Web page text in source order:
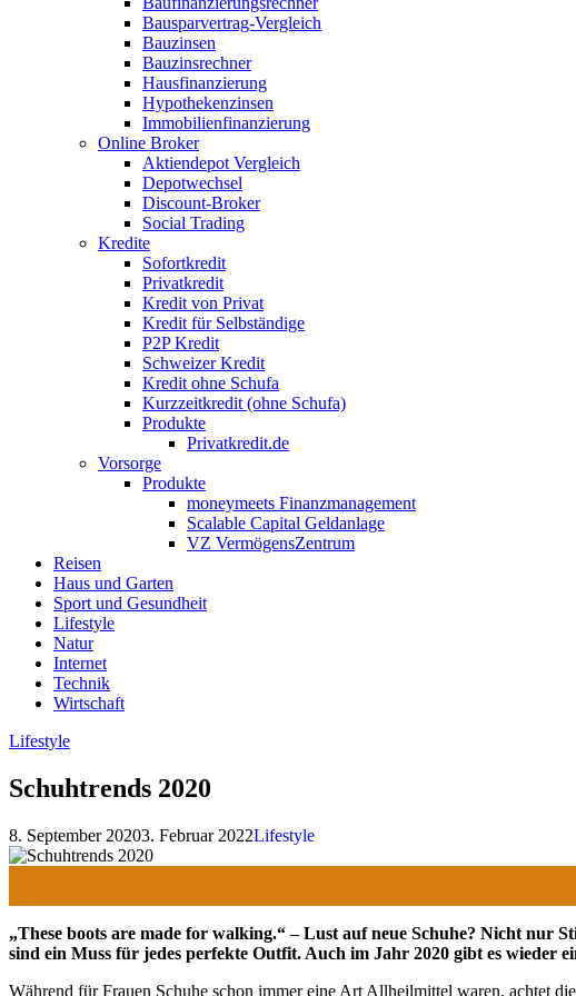
Bausparvertrag-Vergleich
Bauzinsen
Bauzinsrechner
Hausfinanzierung
Hypothekenzinsen
Immobilienfinanzierung
Online Broker
Aktiendepot Vergleich
Depotwechsel
Discount-Broker
Social Trading
Kredite
Sofortkredit
Privatkredit
Kredit von Privat
Kredit für Selbständige
P2P Kredit
Schweizer Kredit
Kredit ohne Schufa
Kurzzeitkredit (ohne Schufa)
Produkte
Privatkredit.de
Vorsorge
Produkte
moneymeets Finanzmanagement
Scalable Capital Geldanlage
VZ VermögensZentrum
Reisen
Haus und Garten
Sport und Gesundheit
Lifestyle
Natur
Internet
Technik
Wirtschaft
Lifestyle
Schuhtrends 2020
8. September 20203. Februar 2022Lifestyle
„These boots are made for walking.“ – Lust auf neue Schuhe? Nicht nur
sind ein Muss für jedes perfekte Outfit. Auch im Jahr 2020 gibt es wieder
Während für Frauen Schuhe schon immer eine Art Allheilmittel waren, achtet